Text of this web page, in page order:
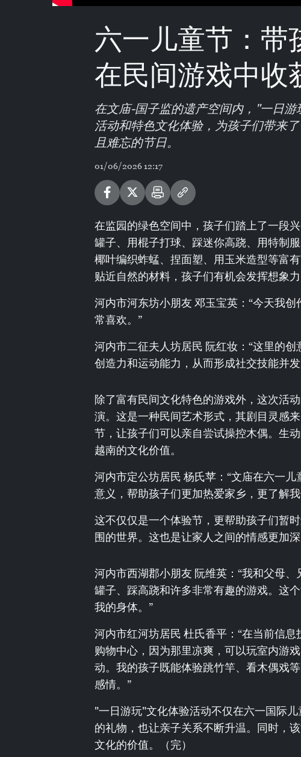
六一儿童节：带
在民间游戏中收
在文庙-国子监的遗产空间内，"一日
活动和特色文化体验，为孩子们带来
且难忘的节日。
01/06/2026 12:17
在监园的绿色空间中，孩子们踏上了一段
罐子、用棍子打球、踩迷你高跷、用特制
椰叶编织蚱蜢、捏面塑、用玉米造型等富
贴近自然的材料，孩子们有机会发挥想象
河内市河东坊小朋友 邓玉宝英：“今天我
常喜欢。”
河内市二征夫人坊居民 阮红妆：“这里的
创造力和运动能力，从而形成社交技能并
除了富有民间文化特色的游戏外，这次活
演。这是一种民间艺术形式，其剧目灵感
节，让孩子们可以亲自尝试操控木偶。生
越南的文化价值。
河内市定公坊居民 杨氏苹：“文庙在六一
意义，帮助孩子们更加热爱家乡，更了解
这不仅仅是一个体验节，更帮助孩子们暂
围的世界。这也是让家人之间的情感更加深
河内市西湖郡小朋友 阮维英：“我和父母
罐子、踩高跷和许多非常有趣的游戏。这
我的身体。”
河内市红河坊居民 杜氏香平：“在当前信
购物中心，因为那里凉爽，可以玩室内游
动。我的孩子既能体验跳竹竿、看木偶戏
感情。”
"一日游玩"文化体验活动不仅在六一国际
的礼物，也让亲子关系不断升温。同时，
文化的价值。（完）